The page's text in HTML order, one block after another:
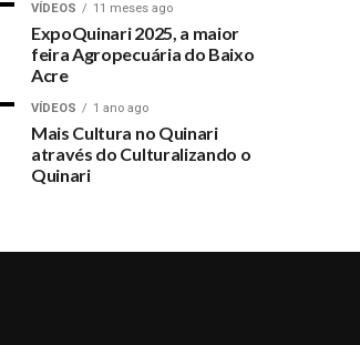
VÍDEOS 11 meses ago
ExpoQuinari 2025, a maior
feira Agropecuária do Baixo
Acre
VÍDEOS 1 ano ago
Mais Cultura no Quinari
através do Culturalizando o
Quinari